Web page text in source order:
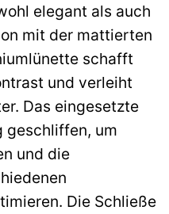
elegant als auch
mit der mattierten
schafft
und verleiht
Das eingesetzte
geschliffen, um
und die
Die Schließe